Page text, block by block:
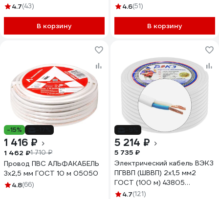
OZ250036L2
4.7(43)
В корзину
4.6(51)
В корзину
-15%
1 416 ₽
1 462 ₽1 710 ₽
Провод ПВС АЛЬФАКАБЕЛЬ
3х2,5 мм ГОСТ 10 м 05050
4.8(66)
5 214 ₽
5 735 ₽
Электрический кабель ВЭКЗ
ПГВВП (ШВВП) 2x1,5 мм2
ГОСТ (100 м) 43805
VEKZ00037
4.7(121)